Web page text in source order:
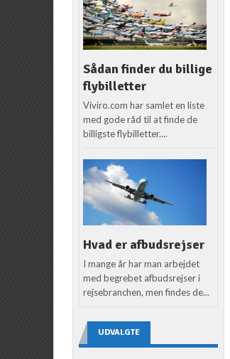
Sådan finder du billige
flybilletter
Viviro.com har samlet en liste
med gode råd til at finde de
billigste flybilletter....
Hvad er afbudsrejser
I mange år har man arbejdet
med begrebet afbudsrejser i
rejsebranchen, men findes de...
UDVALGTE